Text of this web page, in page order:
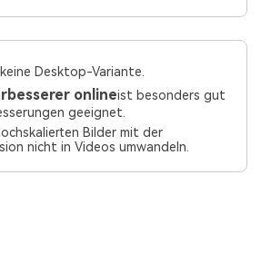
Desktop-Variante.
onlineist besonders gut
geeignet.
Bilder mit der
nicht in Videos umwandeln.